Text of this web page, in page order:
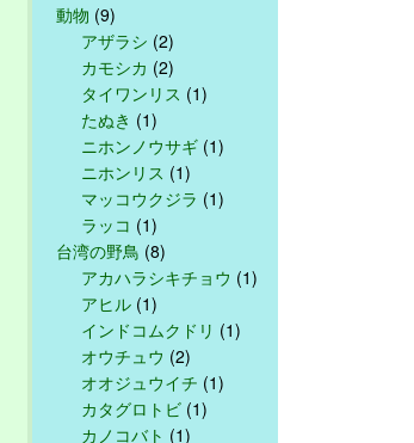
動物 (9)
アザラシ (2)
カモシカ (2)
タイワンリス (1)
たぬき (1)
ニホンノウサギ (1)
ニホンリス (1)
マッコウクジラ (1)
ラッコ (1)
台湾の野鳥 (8)
アカハラシキチョウ (1)
アヒル (1)
インドコムクドリ (1)
オウチュウ (2)
オオジュウイチ (1)
カタグロトビ (1)
カノコバト (1)